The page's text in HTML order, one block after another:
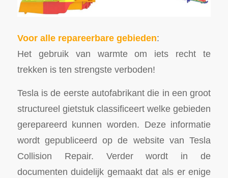
Voor alle repareerbare gebieden:
Het gebruik van warmte om iets recht te
trekken is ten strengste verboden!
Tesla is de eerste autofabrikant die in een groot
structureel gietstuk classificeert welke gebieden
gerepareerd kunnen worden. Deze informatie
wordt gepubliceerd op de website van Tesla
Collision Repair. Verder wordt in de
documenten duidelijk gemaakt dat als er enige